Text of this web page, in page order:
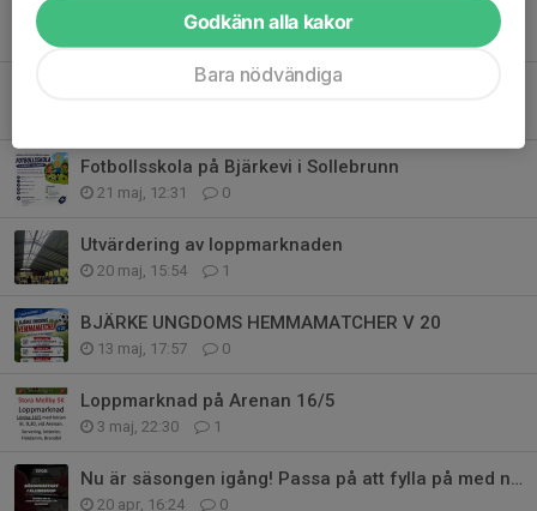
Fotbollens dag!
BJÄRKE UNGDOMS HEMMAMATCHER V 24
Fotbollsskola på Bjärkevi i Sollebrunn
21 maj, 12:31 0
Utvärdering av loppmarknaden
20 maj, 15:54 1
BJÄRKE UNGDOMS HEMMAMATCHER V 20
13 maj, 17:57 0
Loppmarknad på Arenan 16/5
3 maj, 22:30 1
Nu är säsongen igång! Passa på att fylla på med nya kläder!
20 apr, 16:24 0
Godkänn alla kakor
Bara nödvändiga